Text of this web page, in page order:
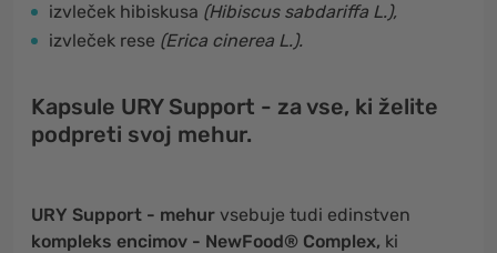
izvleček hibiskusa (Hibiscus sabdariffa L.),
izvleček rese (Erica cinerea L.).
Kapsule URY Support - za vse, ki želite
podpreti svoj mehur.
URY Support - mehur vsebuje tudi edinstven
kompleks encimov - NewFood® Complex, ki